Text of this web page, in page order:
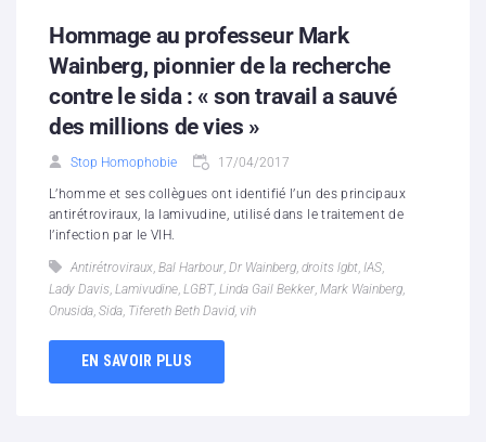
Hommage au professeur Mark
Wainberg, pionnier de la recherche
contre le sida : « son travail a sauvé
des millions de vies »
Stop Homophobie 17/04/2017
L’homme et ses collègues ont identifié l’un des principaux
antirétroviraux, la lamivudine, utilisé dans le traitement de
l’infection par le VIH.
Antirétroviraux, Bal Harbour, Dr Wainberg, droits lgbt, IAS,
Lady Davis, Lamivudine, LGBT, Linda Gail Bekker, Mark Wainberg,
Onusida, Sida, Tifereth Beth David, vih
EN SAVOIR PLUS